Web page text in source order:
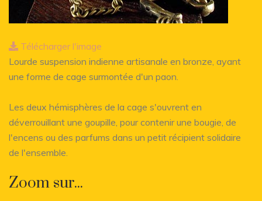
Télécharger l'image
Lourde suspension indienne artisanale en bronze, ayant
une forme de cage surmontée d'un paon.
Les deux hémisphères de la cage s'ouvrent en
déverrouillant une goupille, pour contenir une bougie, de
l'encens ou des parfums dans un petit récipient solidaire
de l'ensemble.
Zoom sur...